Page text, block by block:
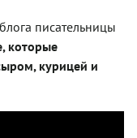
писательницы
которые
курицей и